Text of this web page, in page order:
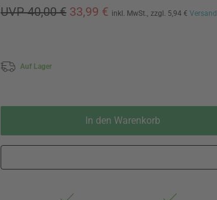
UVP 40,00 € 33,99 € inkl. MwSt., zzgl. 5,94 € Versand
Auf Lager
In den Warenkorb